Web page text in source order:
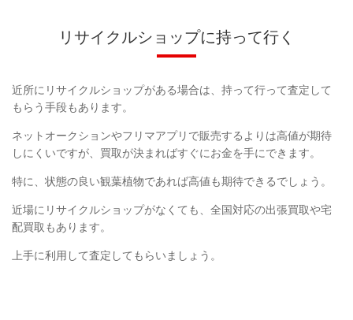
リサイクルショップに持って行く
近所にリサイクルショップがある場合は、持って行って査定して
もらう手段もあります。
ネットオークションやフリマアプリで販売するよりは高値が期待
しにくいですが、買取が決まればすぐにお金を手にできます。
特に、状態の良い観葉植物であれば高値も期待できるでしょう。
近場にリサイクルショップがなくても、全国対応の出張買取や宅
配買取もあります。
上手に利用して査定してもらいましょう。